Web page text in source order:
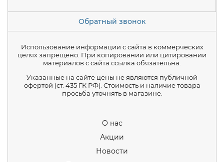
Обратный звонок
Использование информации с сайта в коммерческих
целях запрещено. При копировании или цитировании
материалов с сайта ссылка обязательна.
Указанные на сайте цены не являются публичной
офертой (ст. 435 ГК РФ). Стоимость и наличие товара
просьба уточнять в магазине.
О нас
Акции
Новости